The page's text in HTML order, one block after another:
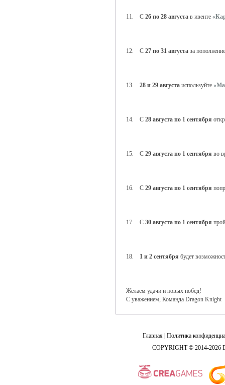
11. С 26 по 28 августа в ивенте
12. С 27 по 31 августа за
13. 28 и 29 августа используйте
14. С 28 августа по 1 сентября
15. С 29 августа по 1 сентября во
16. С 29 августа по 1 сентября
17. С 30 августа по 1 сентября
18. 1 и 2 сентября будет
Желаем удачи и новых побед!
С уважением, Команда Dragon Knight
Главная Политика
COPYRIGHT © 2014-2026